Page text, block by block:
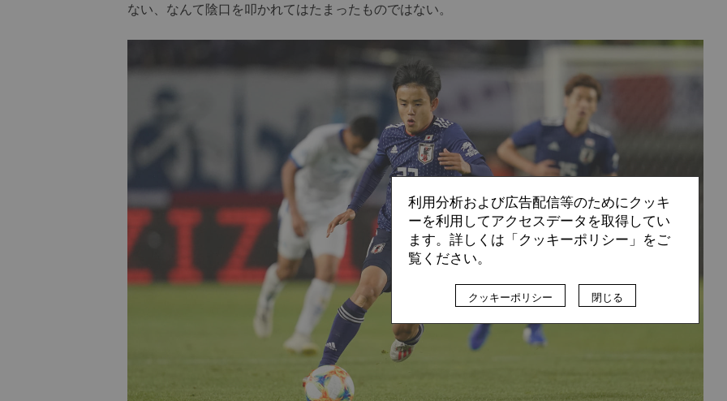
ない、なんて陰口を叩かれてはたまったものではない。
利用分析および広告配信等のためにクッキ
ーを利用してアクセスデータを取得してい
ます。詳しくは「クッキーポリシー」をご
覧ください。
クッキーポリシー 閉じる